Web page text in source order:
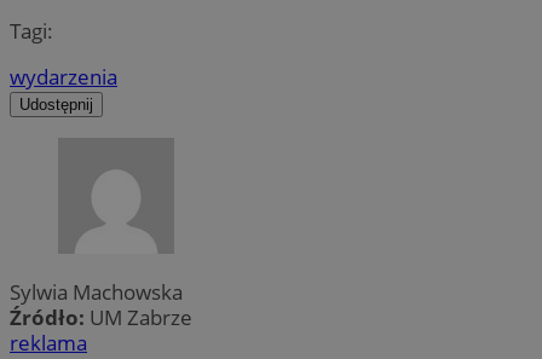
Tagi:
wydarzenia
Udostępnij
Sylwia Machowska
Źródło: UM Zabrze
reklama